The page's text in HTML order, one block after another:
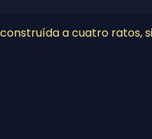
a cuatro ratos,